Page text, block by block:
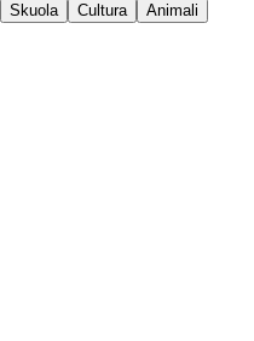
Skuola Cultura
Animali